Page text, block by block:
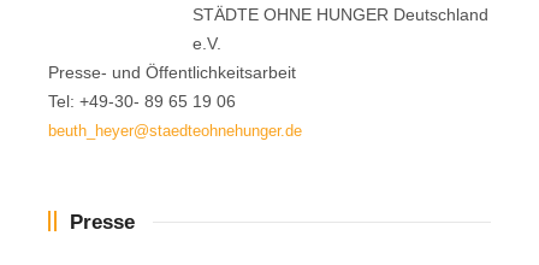
STÄDTE OHNE HUNGER Deutschland
e.V.
Presse- und Öffentlichkeitsarbeit
Tel: +49-30- 89 65 19 06
beuth_heyer@staedteohnehunger.de
Presse